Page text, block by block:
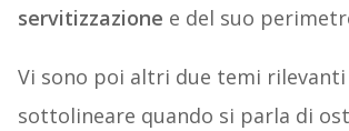
servitizzazione e del suo
Vi sono poi altri due temi rilevanti
sottolineare quando si parla di